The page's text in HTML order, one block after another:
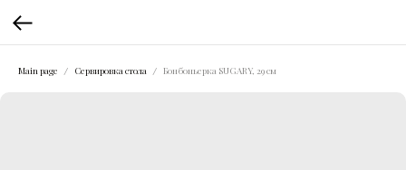
Main page Сервировка стола Бонбоньерка SUGARY, 29 см